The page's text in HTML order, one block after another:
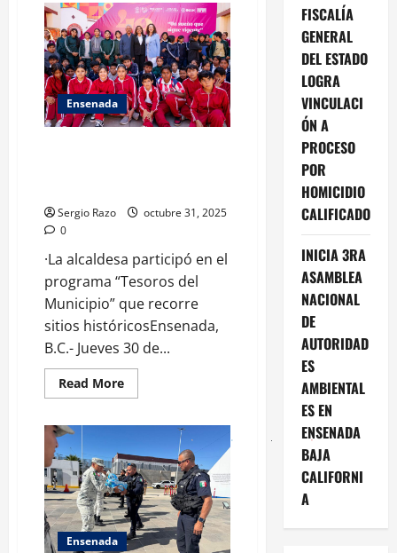
Elí
Oviedo
Díaz
frena
obras
y
recursos
para
Ensenada
con
Ensenada
Sergio Razo
octubre 31, 2025
0
·La alcaldesa participó en el
programa “Tesoros del
Municipio” que recorre
sitios históricosEnsenada,
B.C.- Jueves 30 de...
Read MoreRead
more
entre
la
niñez
los
patrimonios
históricos
de
Ensenada
Ensenada
FISCALÍA
GENERAL
DEL ESTADO
LOGRA
VINCULACI
ÓN A
PROCESO
POR
HOMICIDIO
CALIFICADO
INICIA 3RA
ASAMBLEA
NACIONAL
DE
AUTORIDAD
ES
AMBIENTAL
ES EN
ENSENADA
BAJA
CALIFORNI
A